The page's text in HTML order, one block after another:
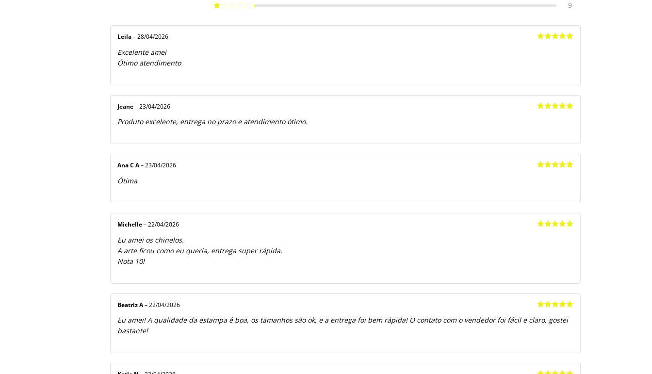
Avaliação
9
Leila – 28/04/2026
Excelente amei
Ótimo atendimento
Jeane – 23/04/2026
Produto excelente, entrega no prazo e atendimento ótimo.
Ana C A– 23/04/2026
Ótima
Michelle – 22/04/2026
Eu amei os chinelos.
A arte ficou como eu queria, entrega super rápida.
Nota 10!
de 5
Beatriz A – 22/04/2026
Eu amei! A qualidade da estampa é boa, os tamanhos são ok, e a entrega foi bem rápida! O contato com o vendedor foi fácil e claro, gostei
bastante!